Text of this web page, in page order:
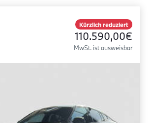
Kürzlich reduziert
110.590,00€
MwSt. ist ausweisbar